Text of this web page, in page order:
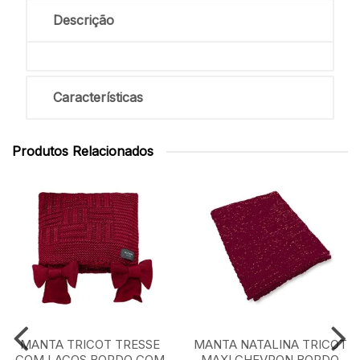
Descrição
Características
Produtos Relacionados
MANTA TRICOT TRESSE
MANTA NATALINA TRICOT